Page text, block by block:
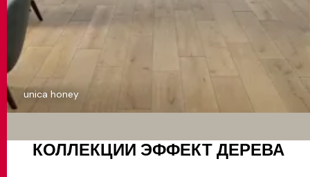
unica honey
КОЛЛЕКЦИИ ЭФФЕКТ ДЕРЕВА